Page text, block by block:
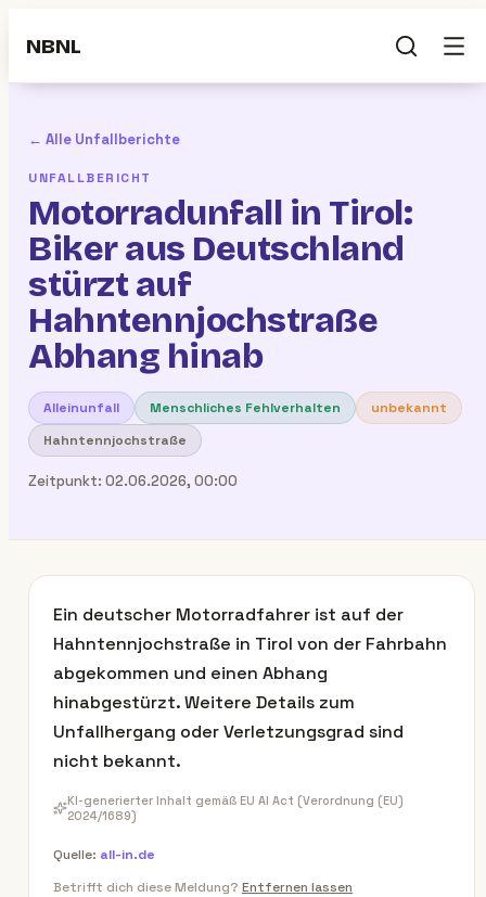
NBNL
← Alle Unfallberichte
UNFALLBERICHT
Motorradunfall in Tirol:
Biker aus Deutschland
stürzt auf
Hahntennjochstraße
Abhang hinab
Alleinunfall Menschliches Fehlverhalten
unbekannt
Hahntennjochstraße
Zeitpunkt: 02.06.2026, 00:00
Ein deutscher Motorradfahrer ist auf der
Hahntennjochstraße in Tirol von der Fahrbahn
abgekommen und einen Abhang
hinabgestürzt. Weitere Details zum
Unfallhergang oder Verletzungsgrad sind
nicht bekannt.
KI-generierter Inhalt gemäß EU AI Act (Verordnung (EU)
2024/1689)
Quelle: all-in.de
Betrifft dich diese Meldung? Entfernen lassen